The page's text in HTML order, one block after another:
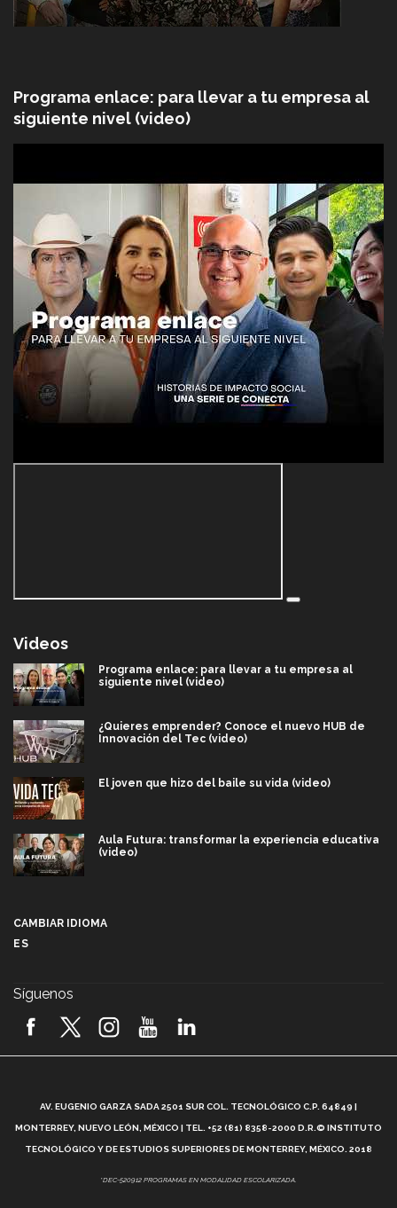
Programa enlace: para llevar a tu empresa al
siguiente nivel (video)
Videos
Programa enlace: para llevar a tu empresa al
siguiente nivel (video)
¿Quieres emprender? Conoce el nuevo HUB de
Innovación del Tec (video)
El joven que hizo del baile su vida (video)
Aula Futura: transformar la experiencia educativa
(video)
2026! (video)
¿Cómo es el Modelo Educativo Tec? (video)
Vida Tec: Feminismo e Inteligencia Artificial, Paola
CAMBIAR IDIOMA
ES
Síguenos
AV. EUGENIO GARZA SADA 2501 SUR COL. TECNOLÓGICO C.P. 64849 |
MONTERREY, NUEVO LEÓN, MÉXICO | TEL. +52 (81) 8358-2000 D.R.© INSTITUTO
TECNOLÓGICO Y DE ESTUDIOS SUPERIORES DE MONTERREY, MÉXICO. 2018
*DEC-520912 PROGRAMAS EN MODALIDAD ESCOLARIZADA.